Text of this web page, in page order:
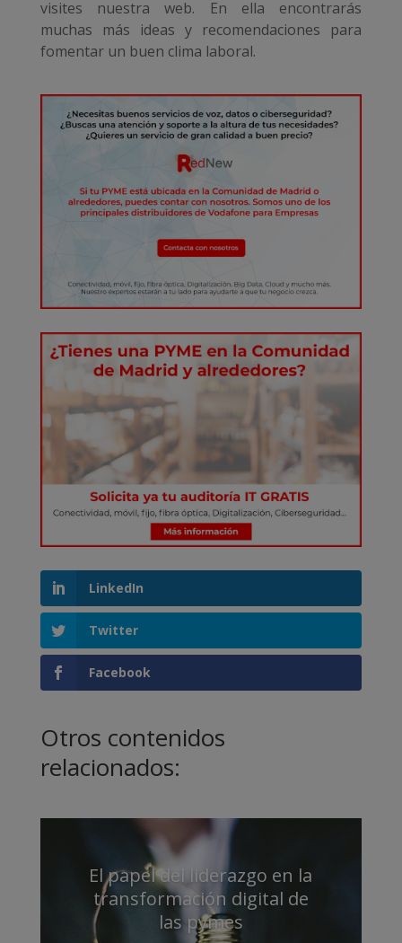
visites nuestra web. En ella encontrarás
muchas más ideas y recomendaciones para
fomentar un buen clima laboral.
LinkedIn
Twitter
Facebook
Otros contenidos
relacionados:
El papel del liderazgo en la
transformación digital de
las pymes